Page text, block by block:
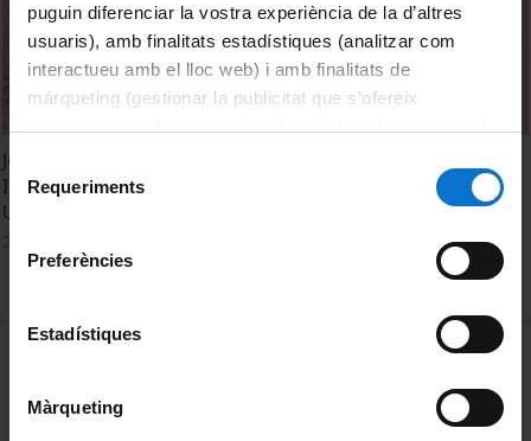
puguin diferenciar la vostra experiència de la d’altres
usuaris), amb finalitats estadístiques (analitzar com
interactueu amb el lloc web) i amb finalitats de
màrqueting (gestionar la publicitat que s’ofereix
consultar laPolítica de galetes del lloc web de la
Selecció
consentiment
Requeriments
Preferències
Estadístiques
Màrqueting
Jornades sobre Crisi Ecosocial i Nous Horitzons. Sessió
Inaugural. Habitar l’Antropocè i construir Nous Horitzons:
Un apropament des del pensament
MENÚ PEU 1
Política de Cookies